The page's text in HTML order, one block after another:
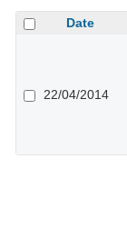
Date
22/04/2014